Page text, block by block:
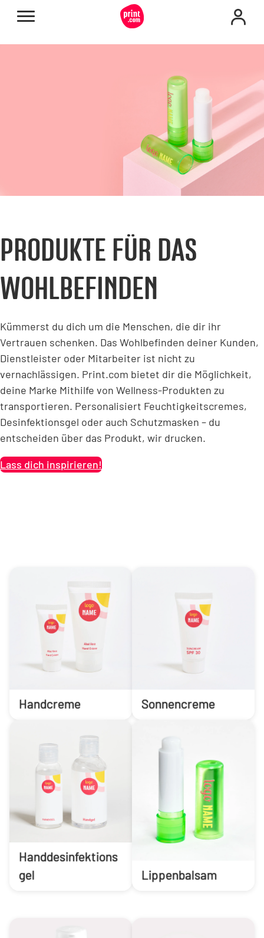
PRODUKTE FÜR DAS
WOHLBEFINDEN
Kümmerst du dich um die Menschen, die dir ihr
Vertrauen schenken. Das Wohlbefinden deiner Kunden,
Dienstleister oder Mitarbeiter ist nicht zu
vernachlässigen. Print.com bietet dir die Möglichkeit,
deine Marke Mithilfe von Wellness-Produkten zu
transportieren. Personalisiert Feuchtigkeitscremes,
Desinfektionsgel oder auch Schutzmasken – du
entscheiden über das Produkt, wir drucken.
Lass dich inspirieren!
Handcreme Sonnencreme
Handdesinfektions
gel
Lippenbalsam